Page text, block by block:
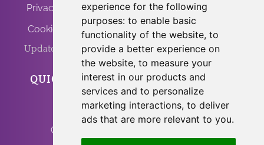
experience for the following
purposes: to enable basic
functionality of the website, to
provide a better experience on
the website, to measure your
interest in our products and
services and to personalize
marketing interactions, to deliver
ads that are more relevant to you.
Privacy Policy
Cookie Policy
Update Cookies
QUICK LINKS
Contact
PROGRAMS
Light Body Activation